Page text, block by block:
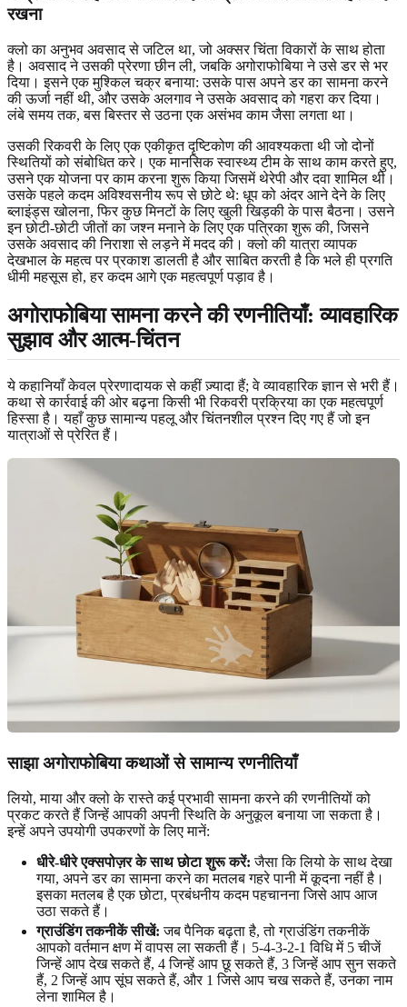
रखना
क्लो का अनुभव अवसाद से जटिल था, जो अक्सर चिंता विकारों के साथ होता
है। अवसाद ने उसकी प्रेरणा छीन ली, जबकि अगोराफोबिया ने उसे डर से भर
दिया। इसने एक मुश्किल चक्र बनाया: उसके पास अपने डर का सामना करने
की ऊर्जा नहीं थी, और उसके अलगाव ने उसके अवसाद को गहरा कर दिया।
लंबे समय तक, बस बिस्तर से उठना एक असंभव काम जैसा लगता था।
उसकी रिकवरी के लिए एक एकीकृत दृष्टिकोण की आवश्यकता थी जो दोनों
स्थितियों को संबोधित करे। एक मानसिक स्वास्थ्य टीम के साथ काम करते हुए,
उसने एक योजना पर काम करना शुरू किया जिसमें थेरेपी और दवा शामिल थी।
उसके पहले कदम अविश्वसनीय रूप से छोटे थे: धूप को अंदर आने देने के लिए
ब्लाइंड्स खोलना, फिर कुछ मिनटों के लिए खुली खिड़की के पास बैठना। उसने
इन छोटी-छोटी जीतों का जश्न मनाने के लिए एक पत्रिका शुरू की, जिसने
उसके अवसाद की निराशा से लड़ने में मदद की। क्लो की यात्रा व्यापक
देखभाल के महत्व पर प्रकाश डालती है और साबित करती है कि भले ही प्रगति
धीमी महसूस हो, हर कदम आगे एक महत्वपूर्ण पड़ाव है।
अगोराफोबिया सामना करने की रणनीतियाँ: व्यावहारिक
सुझाव और आत्म-चिंतन
ये कहानियाँ केवल प्रेरणादायक से कहीं ज़्यादा हैं; वे व्यावहारिक ज्ञान से भरी हैं।
कथा से कार्रवाई की ओर बढ़ना किसी भी रिकवरी प्रक्रिया का एक महत्वपूर्ण
हिस्सा है। यहाँ कुछ सामान्य पहलू और चिंतनशील प्रश्न दिए गए हैं जो इन
यात्राओं से प्रेरित हैं।
साझा अगोराफोबिया कथाओं से सामान्य रणनीतियाँ
लियो, माया और क्लो के रास्ते कई प्रभावी सामना करने की रणनीतियों को
प्रकट करते हैं जिन्हें आपकी अपनी स्थिति के अनुकूल बनाया जा सकता है।
इन्हें अपने उपयोगी उपकरणों के लिए मानें:
धीरे-धीरे एक्सपोज़र के साथ छोटा शुरू करें: जैसा कि लियो के साथ देखा
गया, अपने डर का सामना करने का मतलब गहरे पानी में कूदना नहीं है।
इसका मतलब है एक छोटा, प्रबंधनीय कदम पहचानना जिसे आप आज
उठा सकते हैं।
ग्राउंडिंग तकनीकें सीखें: जब पैनिक बढ़ता है, तो ग्राउंडिंग तकनीकें
आपको वर्तमान क्षण में वापस ला सकती हैं। 5-4-3-2-1 विधि में 5 चीजें
जिन्हें आप देख सकते हैं, 4 जिन्हें आप छू सकते हैं, 3 जिन्हें आप सुन सकते
हैं, 2 जिन्हें आप सूंघ सकते हैं, और 1 जिसे आप चख सकते हैं, उनका नाम
लेना शामिल है।